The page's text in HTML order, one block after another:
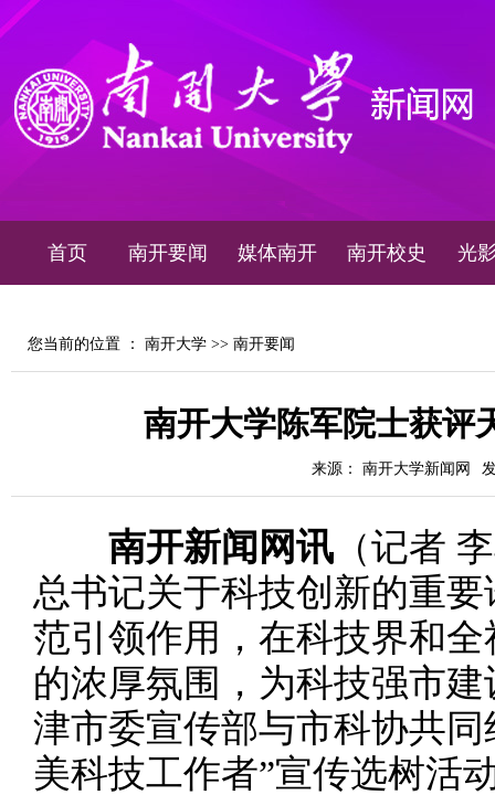
首页 南开要闻 媒体南开 南开校史 光
您当前的位置 ： 南开大学 >> 南开要闻
南开大学陈军院士获评
来源： 南开大学新闻网
南开新闻网讯 （记者
总书记关于科技创新的重
范引领作用，在科技界和
的浓厚氛围，为科技强市
津市委宣传部与市科协共
美科技工作者”宣传选树活